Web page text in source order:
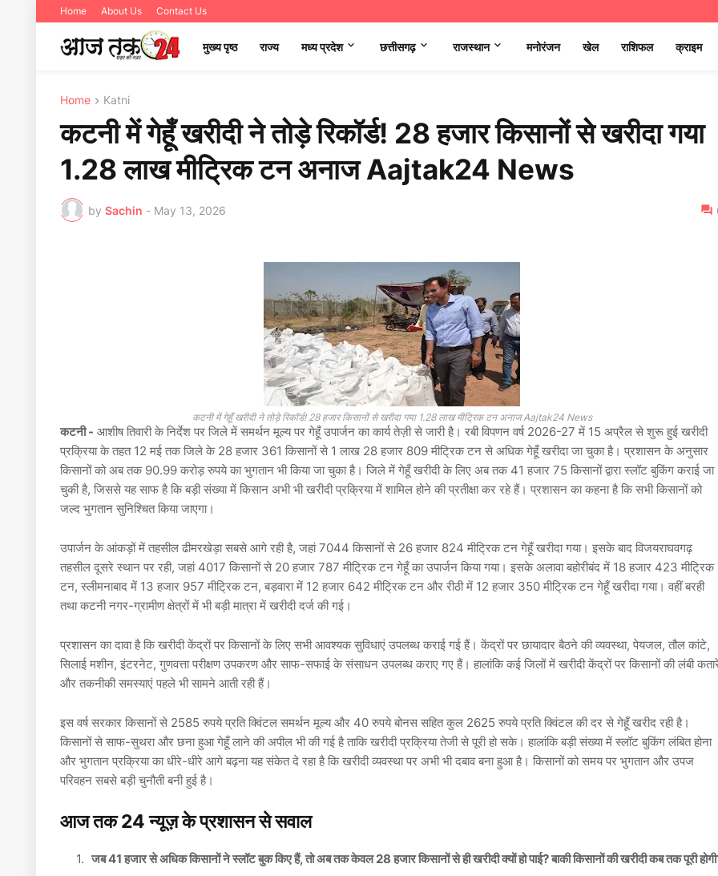
Home About Us Contact Us
मुख्य पृष्ठ राज्य मध्‍य प्रदेश छत्तीसगढ़ राजस्थान मनोरंजन खेल राशिफल क्राइम
Home Katni
कटनी में गेहूँ खरीदी ने तोड़े रिकॉर्ड! 28 हजार किसानों से खरीदा गया
1.28 लाख मीट्रिक टन अनाज Aajtak24 News
by Sachin - May 13, 2026
कटनी में गेहूँ खरीदी ने तोड़े रिकॉर्ड! 28 हजार किसानों से खरीदा गया 1.28 लाख मीट्रिक टन अनाज Aajtak24 News
कटनी - आशीष तिवारीके निर्देश पर जिले में समर्थन मूल्य पर गेहूँ उपार्जन का कार्य तेज़ी से जारी है। रबी विपणन वर्ष 2026-27 में 15 अप्रैल से शुरू हुई खरीदी
प्रक्रिया के तहत 12 मई तक जिले के 28 हजार 361 किसानों से 1 लाख 28 हजार 809 मीट्रिक टन से अधिक गेहूँ खरीदा जा चुका है। प्रशासन के अनुसार
किसानों को अब तक 90.99 करोड़ रुपये का भुगतान भी किया जा चुका है। जिले में गेहूँ खरीदी के लिए अब तक 41 हजार 75 किसानों द्वारा स्लॉट बुकिंग कराई जा
चुकी है, जिससे यह साफ है कि बड़ी संख्या में किसान अभी भी खरीदी प्रक्रिया में शामिल होने की प्रतीक्षा कर रहे हैं। प्रशासन का कहना है कि सभी किसानों को
जल्द भुगतान सुनिश्चित किया जाएगा।
उपार्जन के आंकड़ों में तहसील ढीमरखेड़ा सबसे आगे रही है, जहां 7044 किसानों से 26 हजार 824 मीट्रिक टन गेहूँ खरीदा गया। इसके बाद विजयराघवगढ़
तहसील दूसरे स्थान पर रही, जहां 4017 किसानों से 20 हजार 787 मीट्रिक टन गेहूँ का उपार्जन किया गया। इसके अलावा बहोरीबंद में 18 हजार 423 मीट्रिक
टन, स्लीमनाबाद में 13 हजार 957 मीट्रिक टन, बड़वारा में 12 हजार 642 मीट्रिक टन और रीठी में 12 हजार 350 मीट्रिक टन गेहूँ खरीदा गया। वहीं बरही
तथा कटनी नगर-ग्रामीण क्षेत्रों में भी बड़ी मात्रा में खरीदी दर्ज की गई।
प्रशासन का दावा है कि खरीदी केंद्रों पर किसानों के लिए सभी आवश्यक सुविधाएं उपलब्ध कराई गई हैं। केंद्रों पर छायादार बैठने की व्यवस्था, पेयजल, तौल कांटे,
सिलाई मशीन, इंटरनेट, गुणवत्ता परीक्षण उपकरण और साफ-सफाई के संसाधन उपलब्ध कराए गए हैं। हालांकि कई जिलों में खरीदी केंद्रों पर किसानों की लंबी
और तकनीकी समस्याएं पहले भी सामने आती रही हैं।
इस वर्ष सरकार किसानों से 2585 रुपये प्रति क्विंटल समर्थन मूल्य और 40 रुपये बोनस सहित कुल 2625 रुपये प्रति क्विंटल की दर से गेहूँ खरीद रही है।
किसानों से साफ-सुथरा और छना हुआ गेहूँ लाने की अपील भी की गई है ताकि खरीदी प्रक्रिया तेजी से पूरी हो सके। हालांकि बड़ी संख्या में स्लॉट बुकिंग लंबित होना
और भुगतान प्रक्रिया का धीरे-धीरे आगे बढ़ना यह संकेत दे रहा है कि खरीदी व्यवस्था पर अभी भी दबाव बना हुआ है। किसानों को समय पर भुगतान और उपज
परिवहन सबसे बड़ी चुनौती बनी हुई है।
आज तक 24 न्यूज़ के प्रशासन से सवाल
जब 41 हजार से अधिक किसानों ने स्लॉट बुक किए हैं, तो अब तक केवल 28 हजार किसानों से ही खरीदी क्यों हो पाई? बाकी किसानों की खरीदी कब तक पूरी